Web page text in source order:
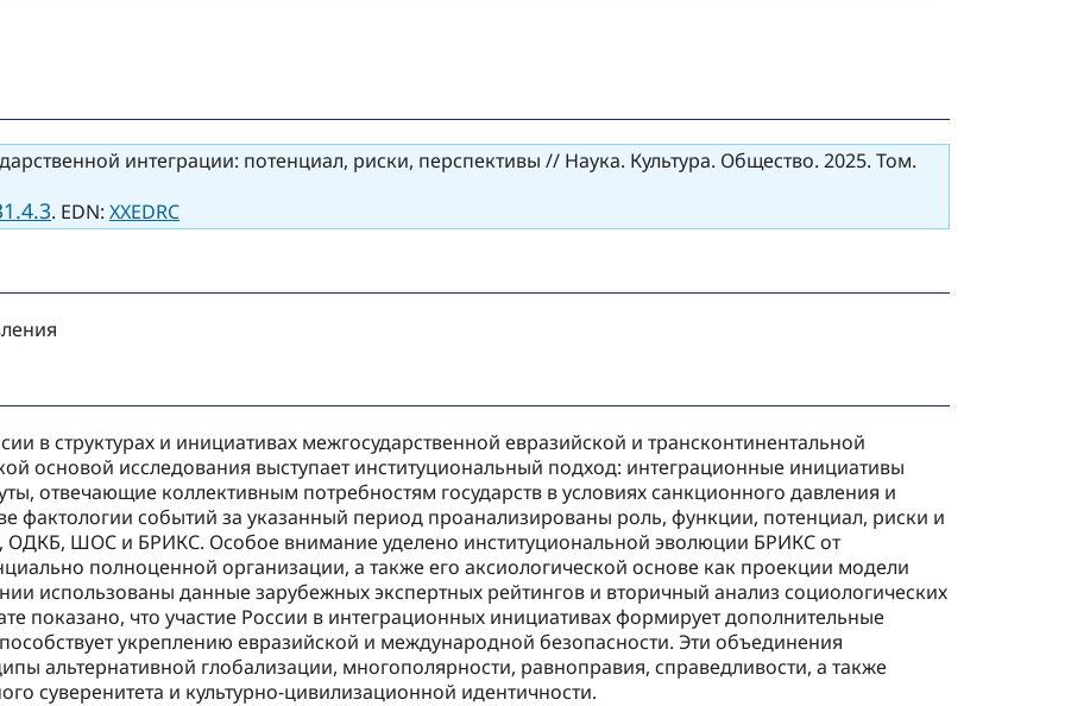
интеграции: потенциал, риски, перспективы // Наука. Культура. Общество. 2025. Том.
. EDN: XXEDRC
в структурах и инициативах межгосударственной евразийской и трансконтинентальной
основой исследования выступает институциональный подход: интеграционные инициативы
отвечающие коллективным потребностям государств в условиях санкционного давления и
фактологии событий за указанный период проанализированы роль, функции, потенциал, риски и
ОДКБ, ШОС и БРИКС. Особое внимание уделено институциональной эволюции БРИКС от
полноценной организации, а также его аксиологической основе как проекции модели
использованы данные зарубежных экспертных рейтингов и вторичный анализ социологических
показано, что участие России в интеграционных инициативах формирует дополнительные
укреплению евразийской и международной безопасности. Эти объединения
альтернативной глобализации, многополярности, равноправия, справедливости, а также
суверенитета и культурно-цивилизационной идентичности.